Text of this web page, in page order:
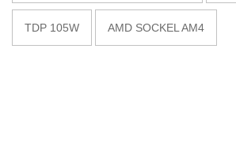
TDP 105W AMD SOCKEL AM4